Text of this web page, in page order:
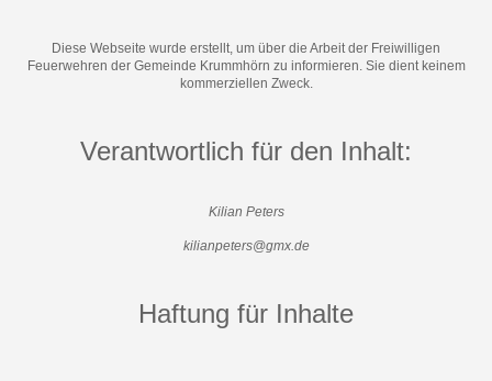
Diese Webseite wurde erstellt, um über die Arbeit der Freiwilligen
Feuerwehren der Gemeinde Krummhörn zu informieren. Sie dient keinem
kommerziellen Zweck.
Verantwortlich für den Inhalt:
Kilian Peters
kilianpeters@gmx.de
Haftung für Inhalte